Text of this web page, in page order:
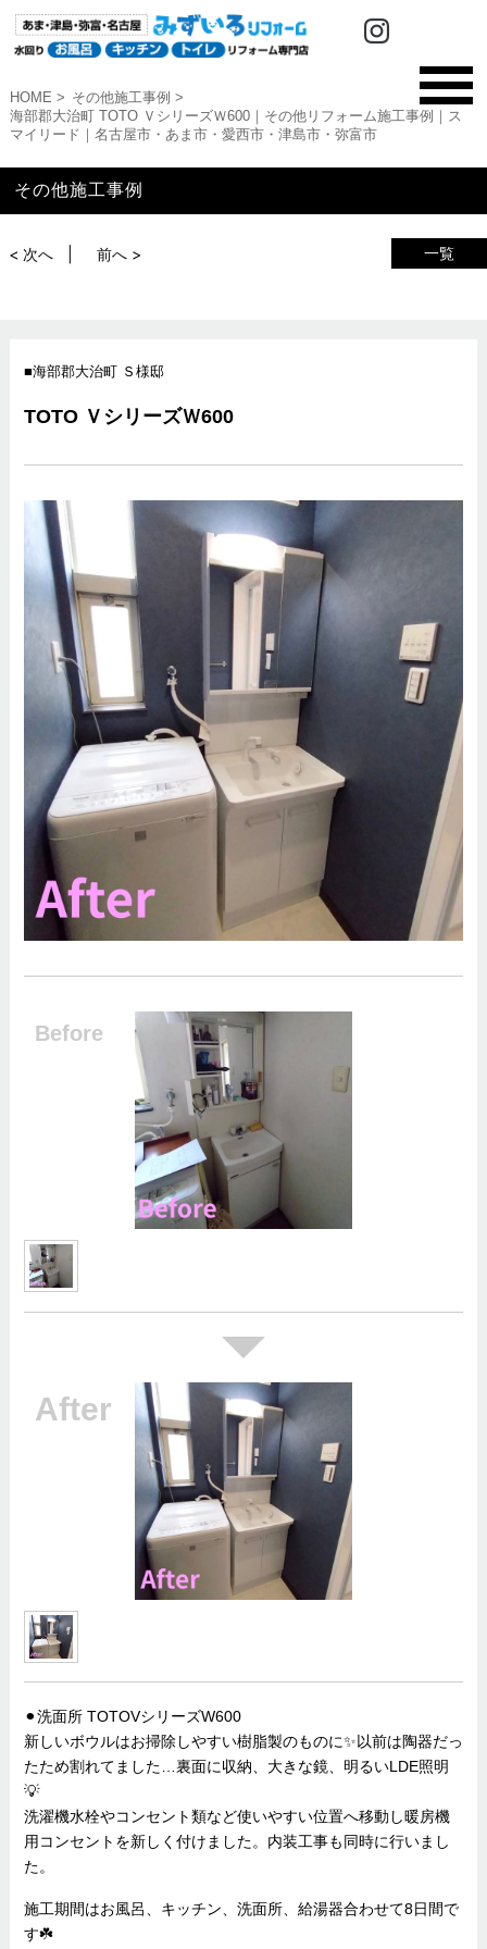
HOME
その他施工事例
海部郡大治町 TOTO ＶシリーズＷ600｜その他リフォーム施工事例｜ス
マイリード｜名古屋市・あま市・愛西市・津島市・弥富市
その他施工事例
一覧
< 次へ 前へ >
海部郡大治町 Ｓ様邸
TOTO ＶシリーズＷ600
⚫︎洗面所 TOTOVシリーズW600
新しいボウルはお掃除しやすい樹脂製のものに✨以前は陶器だっ
たため割れてました…裏面に収納、大きな鏡、明るいLDE照明
💡
洗濯機水栓やコンセント類など使いやすい位置へ移動し暖房機
用コンセントを新しく付けました。内装工事も同時に行いまし
た。
施工期間はお風呂、キッチン、洗面所、給湯器合わせて8日間で
す☘️